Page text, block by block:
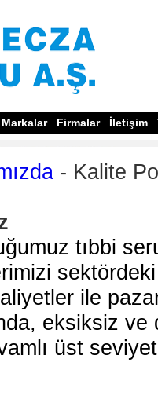
Markalar Firmalar İletişim
- Kalite
tıbbi
ile
eksiksiz
üst